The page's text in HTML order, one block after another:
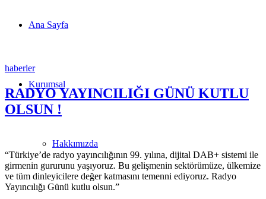
Ana Sayfa
Kurumsal
Hakkımızda
haberler
RADYO YAYINCILIĞI GÜNÜ KUTLU
OLSUN !
“Türkiye’de radyo yayıncılığının 99. yılına, dijital DAB+ sistemi ile
girmenin gururunu yaşıyoruz. Bu gelişmenin sektörümüze, ülkemize
ve tüm dinleyicilere değer katmasını temenni ediyoruz. Radyo
Yayıncılığı Günü kutlu olsun.”